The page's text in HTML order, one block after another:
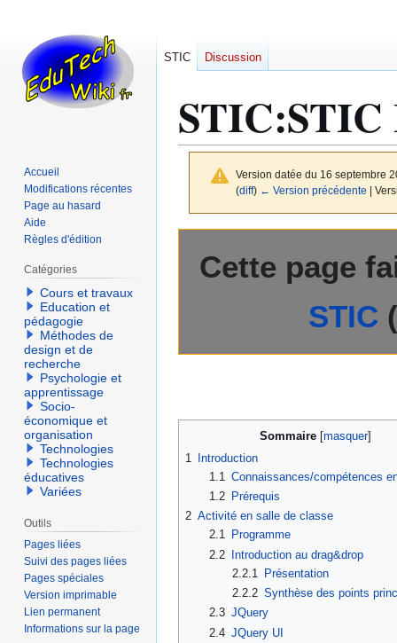
STIC:STIC
Version datée du 16 septembre
(diff) ← Version précédente |
Cette page
STIC (
Sommaire
1
Introduction
1.1 Connaissances/compétences
1.2
Prérequis
2 Activité en salle de classe
2.1
Programme
2.2 Introduction au drag&drop
2.2.1
Présentation
2.2.2 Synthèse des points
2.3 JQuery
2.4 JQuery UI
STIC Discussion
Accueil
Modifications récentes
Page au hasard
Aide
Règles d'édition
Catégories
Cours et travaux
Education et
pédagogie
Méthodes de
design et de
recherche
Psychologie et
apprentissage
Socio-
économique et
organisation
Technologies
Technologies
éducatives
Variées
Outils
Pages liées
Suivi des pages liées
Pages spéciales
Version imprimable
Lien permanent
Informations sur la page